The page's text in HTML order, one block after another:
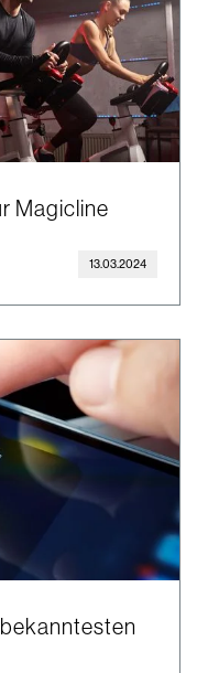
Magicline
13.03.2024